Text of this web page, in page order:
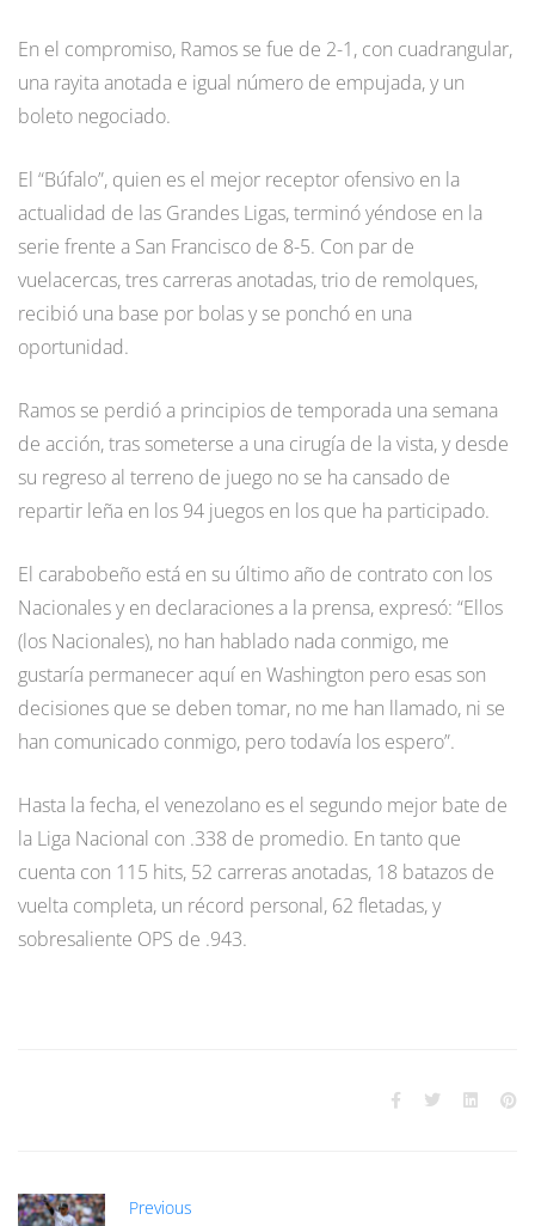
En el compromiso, Ramos se fue de 2-1, con cuadrangular,
una rayita anotada e igual número de empujada, y un
boleto negociado.
El “Búfalo”, quien es el mejor receptor ofensivo en la
actualidad de las Grandes Ligas, terminó yéndose en la
serie frente a San Francisco de 8-5. Con par de
vuelacercas, tres carreras anotadas, trio de remolques,
recibió una base por bolas y se ponchó en una
oportunidad.
Ramos se perdió a principios de temporada una semana
de acción, tras someterse a una cirugía de la vista, y desde
su regreso al terreno de juego no se ha cansado de
repartir leña en los 94 juegos en los que ha participado.
El carabobeño está en su último año de contrato con los
Nacionales y en declaraciones a la prensa, expresó: “Ellos
(los Nacionales), no han hablado nada conmigo, me
gustaría permanecer aquí en Washington pero esas son
decisiones que se deben tomar, no me han llamado, ni se
han comunicado conmigo, pero todavía los espero”.
Hasta la fecha, el venezolano es el segundo mejor bate de
la Liga Nacional con .338 de promedio. En tanto que
cuenta con 115 hits, 52 carreras anotadas, 18 batazos de
vuelta completa, un récord personal, 62 fletadas, y
sobresaliente OPS de .943.
Previous